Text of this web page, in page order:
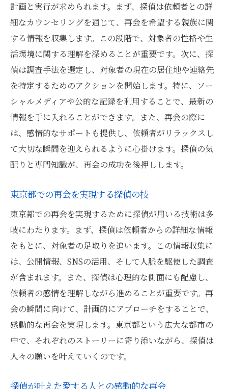
計画と実行が求められます。まず、探偵は依頼者との詳
細なカウンセリングを通じて、再会を希望する親族に関
する情報を収集します。この段階で、対象者の性格や生
活環境に関する理解を深めることが重要です。次に、探
偵は調査手法を選定し、対象者の現在の居住地や連絡先
を特定するためのアクションを開始します。特に、ソー
シャルメディアや公的な記録を利用することで、最新の
情報を手に入れることができます。また、再会の際に
は、感情的なサポートも提供し、依頼者がリラックスし
て大切な瞬間を迎えられるように心掛けます。探偵の気
配りと専門知識が、再会の成功を後押しします。
東京都での再会を実現する探偵の技
東京都での再会を実現するために探偵が用いる技術は多
岐にわたります。まず、探偵は依頼者からの詳細な情報
をもとに、対象者の足取りを追います。この情報収集に
は、公開情報、SNSの活用、そして人脈を駆使した調査
が含まれます。また、探偵は心理的な側面にも配慮し、
依頼者の感情を理解しながら進めることが重要です。再
会の瞬間に向けて、計画的にアプローチをすることで、
感動的な再会を実現します。東京都という広大な都市の
中で、それぞれのストーリーに寄り添いながら、探偵は
人々の願いを叶えていくのです。
探偵が叶えた愛する人との感動的な再会